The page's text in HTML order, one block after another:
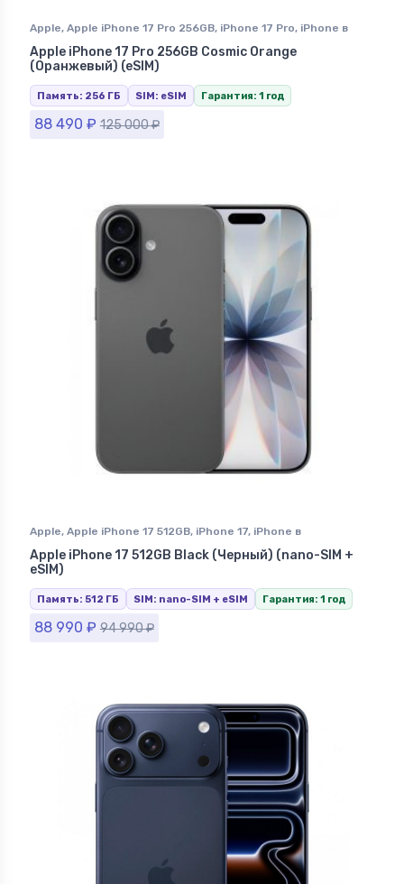
Apple, Apple iPhone 17 Pro 256GB, iPhone 17 Pro, iPhone в
Ставрополе
Apple iPhone 17 Pro 256GB Cosmic Orange
(Оранжевый) (eSIM)
Память: 256 ГБ SIM: eSIM Гарантия: 1 год
88 490 ₽ 125 000₽
Apple, Apple iPhone 17 512GB, iPhone 17, iPhone в
Ставрополе
Apple iPhone 17 512GB Black (Черный) (nano-SIM +
eSIM)
Память: 512 ГБ SIM: nano-SIM + eSIM Гарантия: 1 год
88 990 ₽ 94 990₽